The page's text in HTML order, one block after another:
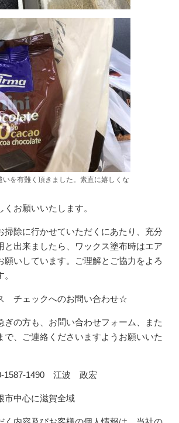
を有難く頂きました。素直に嬉しくな
お願いいたします。
除に行かせていただくにあたり、充分
と出来ましたら、ワックス塗布時はエア
願いしています。ご理解とご協力をよろ
チェックへのお問い合わせ☆
ぎの方も、お問い合わせフォーム、また
で、ご連絡くださいますようお願いいた
1587-1490 江波 政宏
市中心に滋賀全域